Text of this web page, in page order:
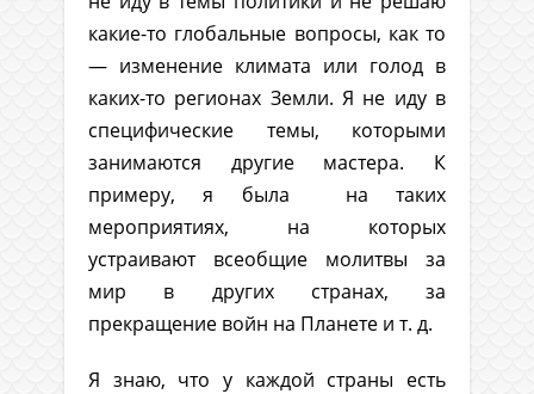
какие-то глобальные вопросы, как то
— изменение климата или голод в
каких-то регионах Земли. Я не иду в
специфические темы, которыми
занимаются другие мастера. К
примеру, я была на таких
мероприятиях, на которых
устраивают всеобщие молитвы за
мир в других странах, за
прекращение войн на Планете и т. д.
Я знаю, что у каждой страны есть